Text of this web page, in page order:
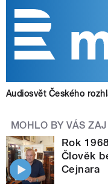
Audiosvět Českého
MOHLO BY VÁS
Rok
Člověk
Cejnara